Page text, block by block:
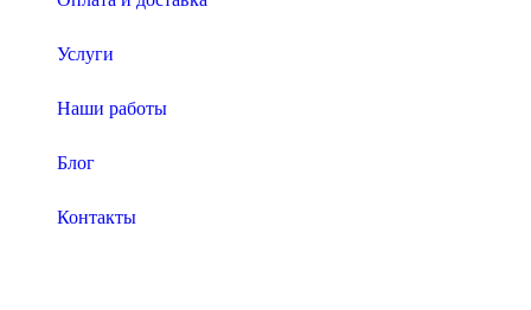
Услуги
Наши работы
Блог
Контакты